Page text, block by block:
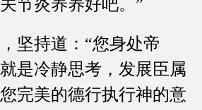
节炎养养好吧。”
持道：“您身处帝
是冷静思考，发展臣属
完美的德行执行神的意